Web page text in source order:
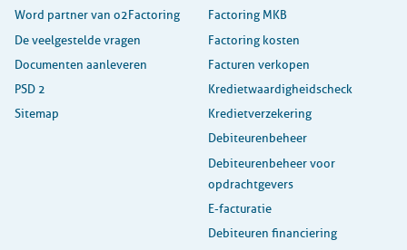
Word partner van o2Factoring
De veelgestelde vragen
Documenten aanleveren
PSD 2
Sitemap
Factoring MKB
Factoring kosten
Facturen verkopen
Kredietwaardigheidscheck
Kredietverzekering
Debiteurenbeheer
Debiteurenbeheer voor
opdrachtgevers
E-facturatie
Debiteuren financiering